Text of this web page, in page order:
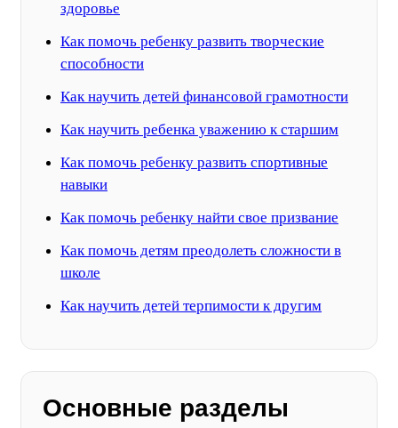
здоровье
Как помочь ребенку развить творческие
способности
Как научить детей финансовой грамотности
Как научить ребенка уважению к старшим
Как помочь ребенку развить спортивные
навыки
Как помочь ребенку найти свое призвание
Как помочь детям преодолеть сложности в
школе
Как научить детей терпимости к другим
Основные разделы